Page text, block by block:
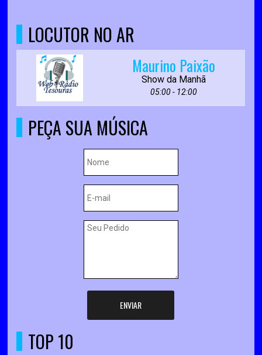
LOCUTOR NO AR
Maurino Paixão
Show da Manhã
05:00 - 12:00
PEÇA SUA MÚSICA
ENVIAR
TOP 10